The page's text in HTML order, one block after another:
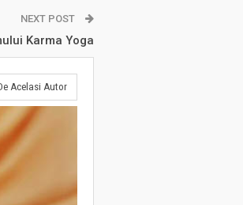
NEXT POST
Karma Yoga
Acelasi Autor